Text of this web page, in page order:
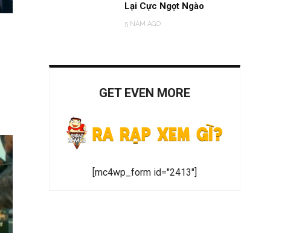
Lại Cực Ngọt Ngào
5 NĂM AGO
GET EVEN MORE
[mc4wp_form id="2413"]